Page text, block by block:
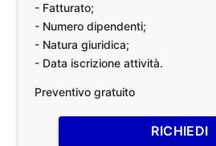
- Fatturato;
- Numero dipendenti;
- Natura giuridica;
- Data iscrizione attività.
Preventivo gratuito
RICHIEDI